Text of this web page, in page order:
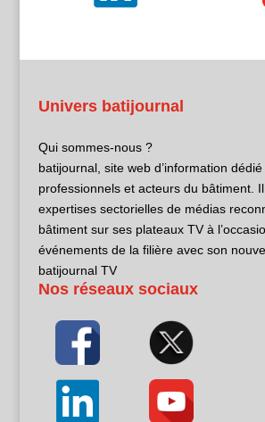
Univers batijournal
Qui sommes-nous ?
batijournal, site web d’information
professionnels et acteurs du bâtiment.
expertises sectorielles de médias
bâtiment sur ses plateaux TV à
événements de la filière avec son
batijournal TV
Nos réseaux sociaux